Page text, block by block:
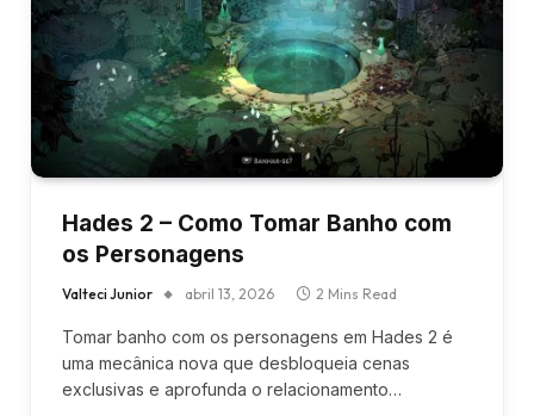
Hades 2 – Como Tomar Banho com
os Personagens
Valteci Junior abril 13, 2026 2 Mins Read
Tomar banho com os personagens em Hades 2 é
uma mecânica nova que desbloqueia cenas
exclusivas e aprofunda o relacionamento…